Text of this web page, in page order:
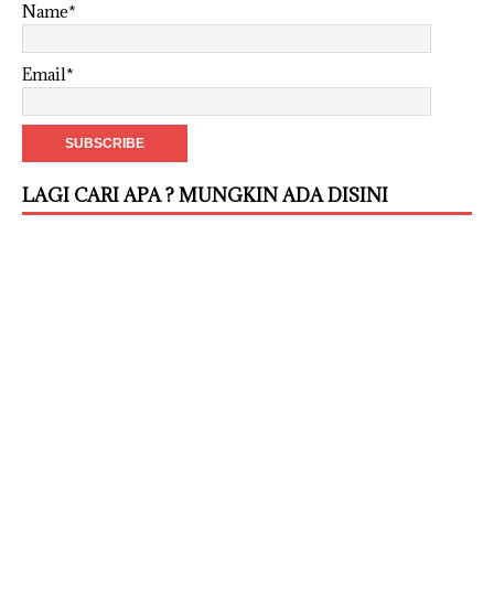
Name*
Email*
LAGI CARI APA ? MUNGKIN ADA DISINI